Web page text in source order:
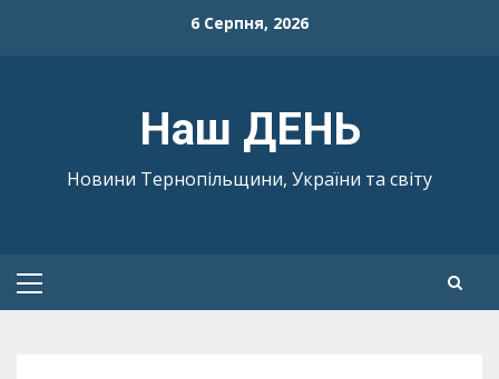
6 Серпня, 2026
Наш ДЕНЬ
Новини Тернопільщини, України та світу
Primary